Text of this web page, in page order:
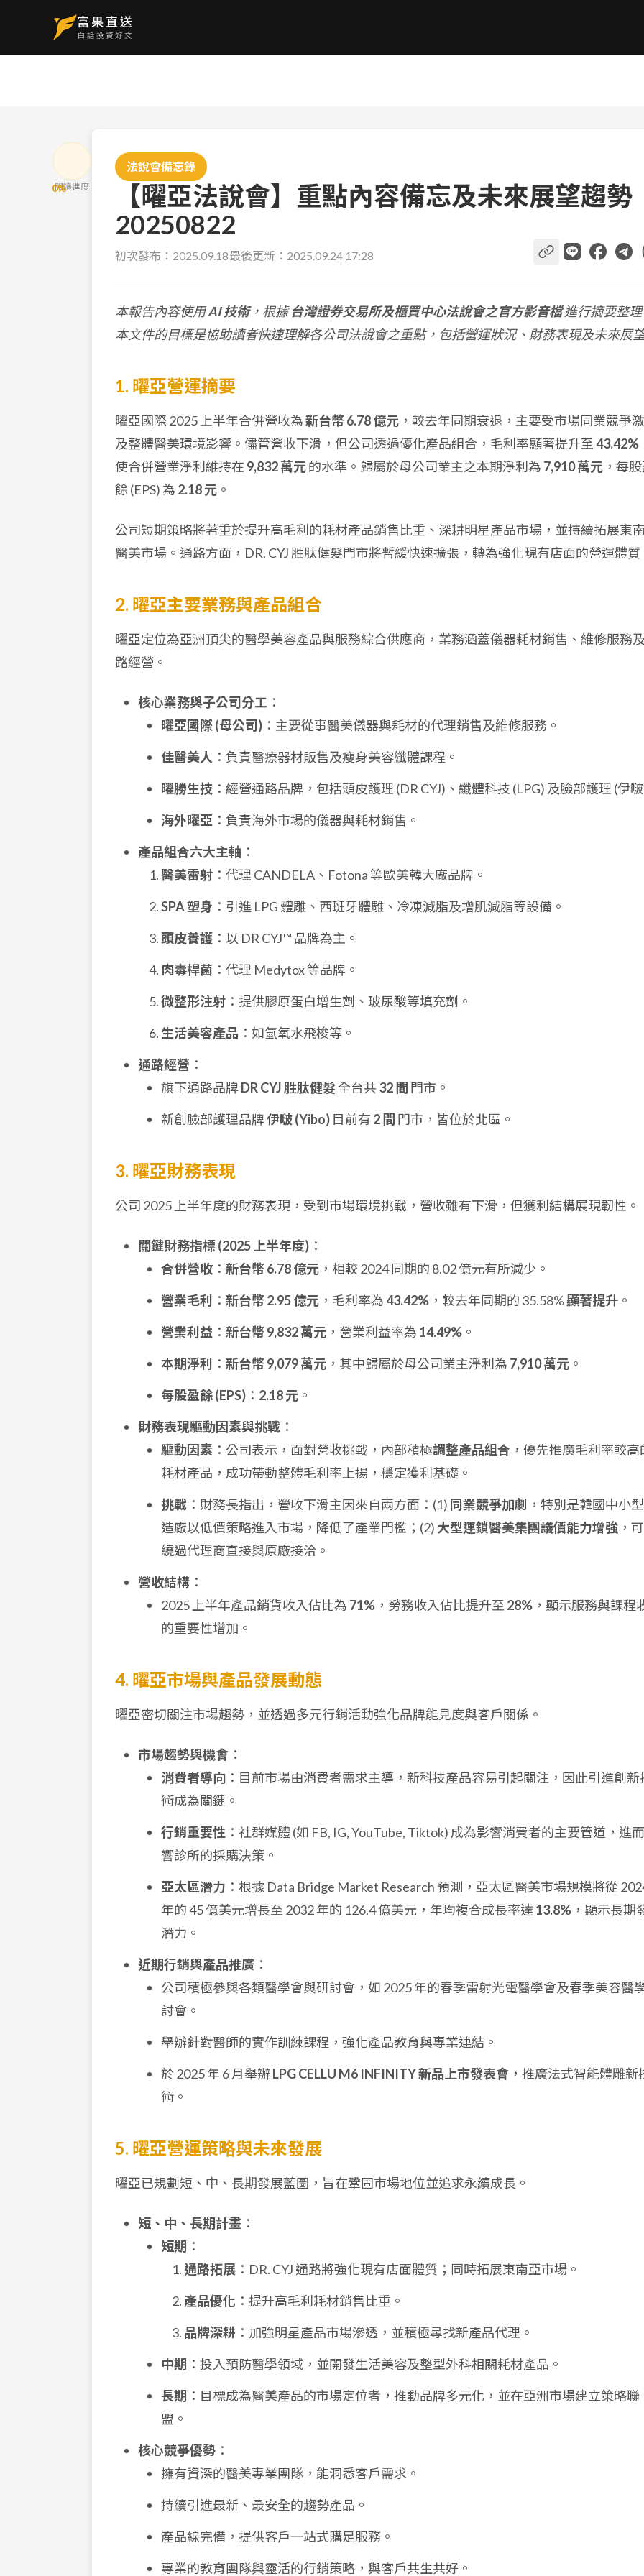
0%
閱讀進度
法說會備忘錄
【曜亞法說會】重點內容備忘及未來展望趨勢
20250822
初次發布： 2025.09.18最後更新： 2025.09.24 17:28
本報告內容使用AI 技術，根據台灣證券交易所及櫃買中心法說會之官方影音檔進行摘要整
本文件的目標是協助讀者快速理解各公司法說會之重點，包括營運狀況、財務表現及未來展
1. 曜亞營運摘要
曜亞國際 2025 上半年合併營收為新台幣 6.78 億元 ，較去年同期衰退，主要受市場同業競爭
及整體醫美環境影響。儘管營收下滑，但公司透過優化產品組合，毛利率顯著提升至 43.42%
使合併營業淨利維持在 9,832 萬元的水準。歸屬於母公司業主之本期淨利為 7,910 萬元 ，每
餘 (EPS) 為 2.18 元 。
公司短期策略將著重於提升高毛利的耗材產品銷售比重、深耕明星產品市場，並持續拓展東
醫美市場。通路方面，DR. CYJ 胜肽健髮門市將暫緩快速擴張，轉為強化現有店面的營運體質
2. 曜亞主要業務與產品組合
曜亞定位為亞洲頂尖的醫學美容產品與服務綜合供應商，業務涵蓋儀器耗材銷售、維修服務
路經營。
核心業務與子公司分工 ：
曜亞國際 (母公司) ：主要從事醫美儀器與耗材的代理銷售及維修服務。
佳醫美人 ：負責醫療器材販售及瘦身美容纖體課程。
曜勝生技 ：經營通路品牌，包括頭皮護理 (DR CYJ)、纖體科技 (LPG) 及臉部護理 (伊
海外曜亞 ：負責海外市場的儀器與耗材銷售。
產品組合六大主軸 ：
醫美雷射 ：代理 CANDELA、Fotona 等歐美韓大廠品牌。
SPA 塑身 ：引進 LPG 體雕、西班牙體雕、冷凍減脂及增肌減脂等設備。
頭皮養護 ：以 DR CYJ™ 品牌為主。
肉毒桿菌 ：代理 Medytox 等品牌。
微整形注射 ：提供膠原蛋白增生劑、玻尿酸等填充劑。
生活美容產品 ：如氫氧水飛梭等。
通路經營 ：
旗下通路品牌DR CYJ 胜肽健髮 全台共32 間 門市。
新創臉部護理品牌伊啵 (Yibo) 目前有 2 間 門市，皆位於北區。
3. 曜亞財務表現
公司 2025 上半年度的財務表現，受到市場環境挑戰，營收雖有下滑，但獲利結構展現韌性。
關鍵財務指標 (2025 上半年度) ：
合併營收 ： 新台幣 6.78 億元 ，相較 2024 同期的 8.02 億元有所減少。
營業毛利
： 新台幣 2.95 億元 ，毛利率為43.42% ，較去年同期的 35.58%顯著提升 。
營業利益 ： 新台幣 9,832 萬元 ，營業利益率為 14.49% 。
本期淨利
： 新台幣 9,079 萬元 ，其中歸屬於母公司業主淨利為 7,910 萬元 。
每股盈餘 (EPS) ： 2.18 元 。
財務表現驅動因素與挑戰 ：
驅動因素 ：公司表示，面對營收挑戰，內部積極調整產品組合 ，優先推廣毛利率較高
耗材產品，成功帶動整體毛利率上揚，穩定獲利基礎。
挑戰 ：財務長指出，營收下滑主因來自兩方面：(1) 同業競爭加劇 ，特別是韓國中小
造廠以低價策略進入市場，降低了產業門檻；(2) 大型連鎖醫美集團議價能力增強 ，
繞過代理商直接與原廠接洽。
營收結構 ：
2025 上半年產品銷貨收入佔比為 71% ，勞務收入佔比提升至 28% ，顯示服務與課程
的重要性增加。
4. 曜亞市場與產品發展動態
曜亞密切關注市場趨勢，並透過多元行銷活動強化品牌能見度與客戶關係。
市場趨勢與機會 ：
消費者導向 ：目前市場由消費者需求主導，新科技產品容易引起關注，因此引進創新
術成為關鍵。
行銷重要性 ：社群媒體 (如 FB, IG, YouTube, Tiktok) 成為影響消費者的主要管道，進
響診所的採購決策。
亞太區潛力 ：根據 Data Bridge Market Research 預測，亞太區醫美市場規模將從
年的 45 億美元增長至 2032 年的 126.4 億美元，年均複合成長率達 13.8% ，顯示長期
潛力。
近期行銷與產品推廣 ：
公司積極參與各類醫學會與研討會，如 2025 年的春季雷射光電醫學會及春季美容醫
討會。
舉辦針對醫師的實作訓練課程，強化產品教育與專業連結。
於 2025 年 6 月舉辦LPG CELLU M6 INFINITY 新品上市發表會 ，推廣法式智能體雕新
術。
5. 曜亞營運策略與未來發展
曜亞已規劃短、中、長期發展藍圖，旨在鞏固市場地位並追求永續成長。
短、中、長期計畫 ：
短期 ：
通路拓展 ：DR. CYJ 通路將強化現有店面體質；同時拓展東南亞市場。
產品優化 ：提升高毛利耗材銷售比重。
品牌深耕 ：加強明星產品市場滲透，並積極尋找新產品代理。
中期 ：投入預防醫學領域，並開發生活美容及整型外科相關耗材產品。
長期 ：目標成為醫美產品的市場定位者，推動品牌多元化，並在亞洲市場建立策略聯
盟。
核心競爭優勢 ：
擁有資深的醫美專業團隊，能洞悉客戶需求。
持續引進最新、最安全的趨勢產品。
產品線完備，提供客戶一站式購足服務。
專業的教育團隊與靈活的行銷策略，與客戶共生共好。